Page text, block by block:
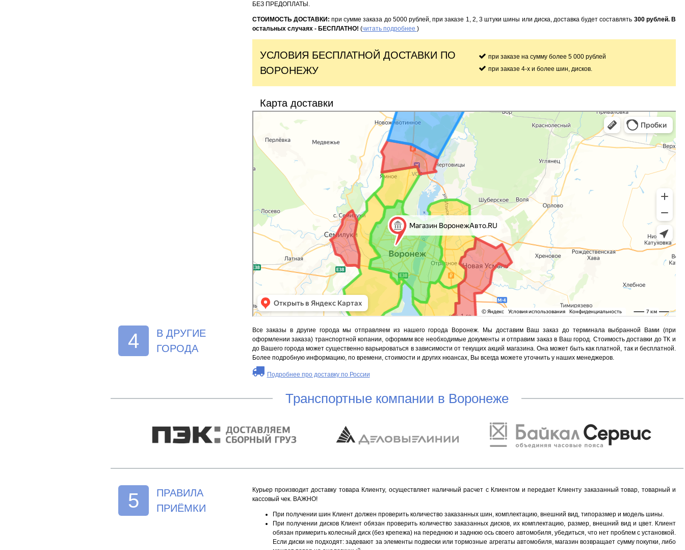
БЕЗ ПРЕДОПЛАТЫ.
СТОИМОСТЬ ДОСТАВКИ: при сумме заказа до 5000 рублей, при заказе 1, 2, 3 штуки шины или диска, доставка будет составлять 300 рублей. В
остальных случаях - БЕСПЛАТНО! (читать подробнее )
УСЛОВИЯ БЕСПЛАТНОЙ ДОСТАВКИ ПО
ВОРОНЕЖУ
при заказе на сумму более 5 000 рублей
при заказе 4-х и более шин, дисков.
Карта доставки
Карта Воронежа с улицами и номерами домов онлайн — Яндекс.Карты
4
В ДРУГИЕ
ГОРОДА
Все заказы в другие города мы отправляем из нашего города Воронеж. Мы доставим Ваш заказ до терминала выбранной Вами (при
оформлении заказа) транспортной копании, оформим все необходимые документы и отправим заказ в Ваш город. Стоимость доставки до ТК и
до Вашего города может существенно варьироваться в зависимости от текущих акций магазина. Она может быть как платной, так и бесплатной.
Более подробную информацию, по времени, стоимости и других нюансах, Вы всегда можете уточнить у наших менеджеров.
Подробнее про доставку по России
Транспортные компании в Воронеже
5
ПРАВИЛА
ПРИЁМКИ
Курьер производит доставку товара Клиенту, осуществляет наличный расчет с Клиентом и передает Клиенту заказанный товар, товарный и
кассовый чек. ВАЖНО!
При получении шин Клиент должен проверить количество заказанных шин, комплектацию, внешний вид, типоразмер и модель шины.
При получении дисков Клиент обязан проверить количество заказанных дисков, их комплектацию, размер, внешний вид и цвет. Клиент
обязан примерить колесный диск (без крепежа) на переднюю и заднюю ось своего автомобиля, убедиться, что нет проблем с установкой.
Если диски не подходят: задевают за элементы подвески или тормозные агрегаты автомобиля, магазин возвращает сумму покупки, либо